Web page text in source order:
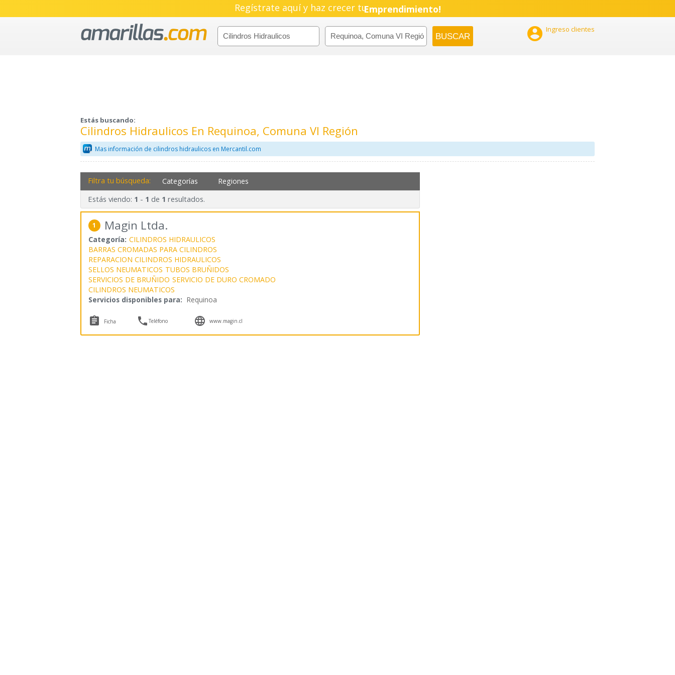
Regístrate aquí y haz crecer tuPyme!
 Ingreso clientes
Estás buscando:
Cilindros Hidraulicos En Requinoa, Comuna VI Región
Mas información de cilindros hidraulicos en Mercantil.com
Filtra tu búsqueda: Categorías Regiones
Estás viendo: 1 - 1 de 1 resultados.
1 Magin Ltda.
Categoría: CILINDROS HIDRAULICOS
BARRAS CROMADAS PARA CILINDROS
REPARACION CILINDROS HIDRAULICOS
SELLOS NEUMATICOS TUBOS BRUÑIDOS
SERVICIOS DE BRUÑIDO SERVICIO DE DURO CROMADO
CILINDROS NEUMATICOS
Servicios disponibles para: Requinoa
 Ficha Teléfono  www.magin.cl